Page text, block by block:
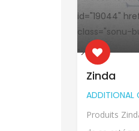
id="19044"
class="sonu-
">
Zinda
ADDITIONAL
Produits